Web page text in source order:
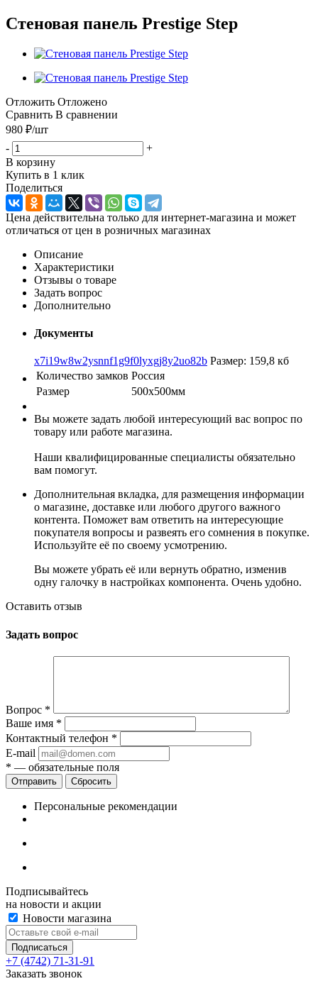
Стеновая панель Prestige Step
Отложить Отложено
Сравнить В сравнении
980 ₽/шт
-
+
В корзину
Купить в 1 клик
Поделиться
Цена действительна только для интернет-магазина и может
отличаться от цен в розничных магазинах
Описание
Характеристики
Отзывы о товаре
Задать вопрос
Дополнительно
Документы
x7i19w8w2ysnnf1g9f0lyxgj8y2uo82b Размер: 159,8 кб
Количество замков Россия
Размер
500х500мм
Вы можете задать любой интересующий вас вопрос по
товару или работе магазина.
Наши квалифицированные специалисты обязательно
вам помогут.
Дополнительная вкладка, для размещения информации
о магазине, доставке или любого другого важного
контента. Поможет вам ответить на интересующие
покупателя вопросы и развеять его сомнения в покупке.
Используйте её по своему усмотрению.
Вы можете убрать её или вернуть обратно, изменив
одну галочку в настройках компонента. Очень удобно.
Оставить отзыв
Задать вопрос
Вопрос *
Ваше имя *
Контактный телефон *
E-mail
* — обязательные поля
Сбросить
Персональные рекомендации
Подписывайтесь
на новости и акции
Новости магазина
+7 (4742) 71-31-91
Заказать звонок